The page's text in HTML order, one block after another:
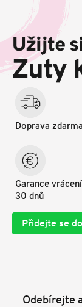
a
í
Užijte
Zuty
Doprava
Garance
30 dnů
Přidejte se
Odebírejte